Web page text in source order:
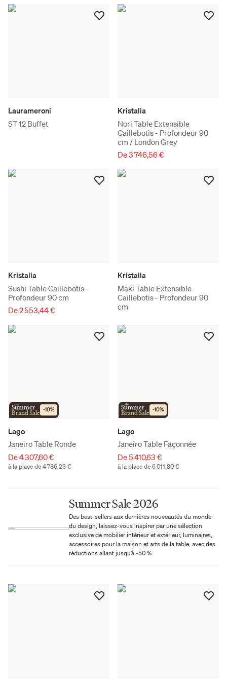
Laurameroni
ST 12 Buffet
Kristalia
Nori Table Extensible
Caillebotis - Profondeur 90
cm / London Grey
De 3 746,56 €
Kristalia
Sushi Table Caillebotis -
Profondeur 90 cm
De 2 553,44 €
Kristalia
Maki Table Extensible
Caillebotis - Profondeur 90
cm
the
Summer
Brand Sale -10%
Lago
Janeiro Table Ronde
De 4 307,60 €
à la place de 4 786,23 €
the
Summer
Brand Sale -10%
Lago
Janeiro Table Façonnée
De 5 410,63 €
à la place de 6 011,80 €
Summer Sale 2026
Des best-sellers aux dernières nouveautés du monde
du design, laissez-vous inspirer par une sélection
exclusive de mobilier intérieur et extérieur, luminaires,
accessoires pour la maison et arts de la table, avec des
réductions allant jusqu’à -50 %.